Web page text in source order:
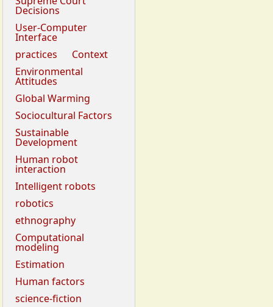
Decisions
User-Computer
Interface
practices
Context
Environmental
Attitudes
Global Warming
Sociocultural Factors
Sustainable
Development
Human robot
interaction
Intelligent robots
robotics
ethnography
Computational
modeling
Estimation
Human factors
science-fiction